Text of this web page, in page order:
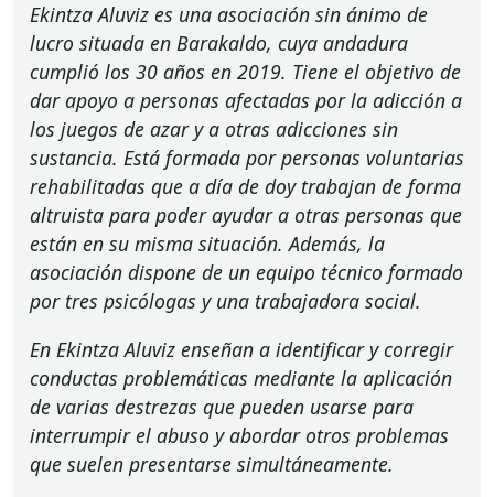
Ekintza Aluviz es una asociación sin ánimo de
lucro situada en Barakaldo, cuya andadura
cumplió los 30 años en 2019. Tiene el objetivo de
dar apoyo a personas afectadas por la adicción a
los juegos de azar y a otras adicciones sin
sustancia. Está formada por personas voluntarias
rehabilitadas que a día de doy trabajan de forma
altruista para poder ayudar a otras personas que
están en su misma situación. Además, la
asociación dispone de un equipo técnico formado
por tres psicólogas y una trabajadora social.
En Ekintza Aluviz enseñan a identificar y corregir
conductas problemáticas mediante la aplicación
de varias destrezas que pueden usarse para
interrumpir el abuso y abordar otros problemas
que suelen presentarse simultáneamente.